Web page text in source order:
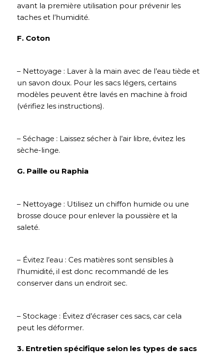
avant la première utilisation pour prévenir les
taches et l’humidité.
F. Coton
– Nettoyage : Laver à la main avec de l’eau tiède et
un savon doux. Pour les sacs légers, certains
modèles peuvent être lavés en machine à froid
(vérifiez les instructions).
– Séchage : Laissez sécher à l’air libre, évitez les
sèche-linge.
G. Paille ou Raphia
– Nettoyage : Utilisez un chiffon humide ou une
brosse douce pour enlever la poussière et la
saleté.
– Évitez l’eau : Ces matières sont sensibles à
l’humidité, il est donc recommandé de les
conserver dans un endroit sec.
– Stockage : Évitez d’écraser ces sacs, car cela
peut les déformer.
3. Entretien spécifique selon les types de sacs